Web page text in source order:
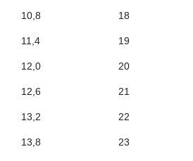
10,8 18
11,4 19
12,0 20
12,6 21
13,2 22
13,8 23